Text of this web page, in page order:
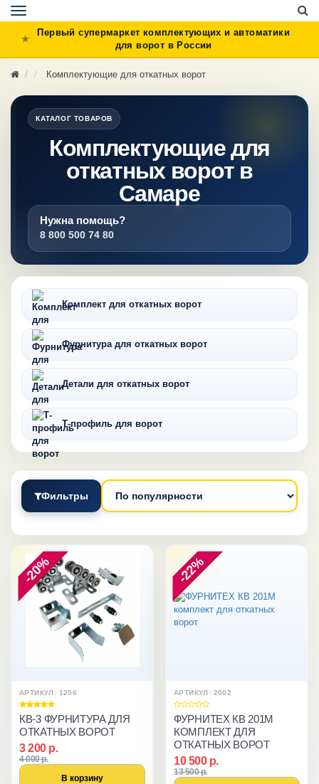
Toggle
navigation
Первый супермаркет комплектующих и автоматики
для ворот в России
Комплектующие для откатных ворот
КАТАЛОГ ТОВАРОВ
Комплектующие для
откатных ворот в
Самаре
Нужна помощь?
8 800 500 74 80
Комплект для откатных ворот
Фурнитура для откатных ворот
Детали для откатных ворот
Т-профиль для ворот
Фильтры
-20%
АРТИКУЛ: 1256
КВ-3 ФУРНИТУРА ДЛЯ
ОТКАТНЫХ ВОРОТ
3 200 р.
4 000 р.
В корзину
-22%
АРТИКУЛ: 2002
ФУРНИТЕХ КВ 201M
КОМПЛЕКТ ДЛЯ
ОТКАТНЫХ ВОРОТ
10 500 р.
13 500 р.